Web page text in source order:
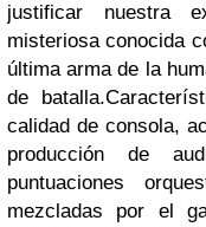
justificar nuestra
misteriosa conocida
última arma de la
de batalla.
calidad de consola,
producción de
puntuaciones
mezcladas por el